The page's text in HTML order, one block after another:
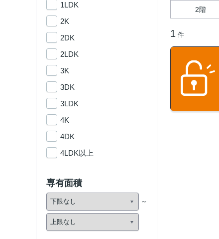
2階
1 件
1LDK
2K
2DK
2LDK
3K
3DK
3LDK
4K
4DK
4LDK以上
専有面積